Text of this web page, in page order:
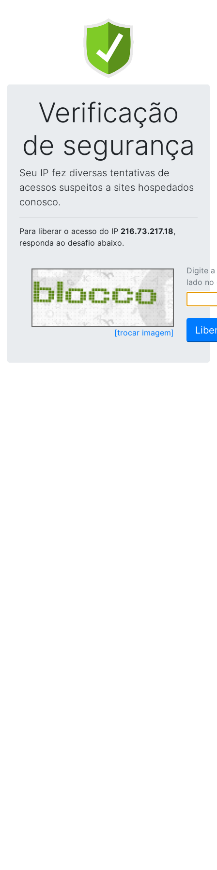
Verificação
de segurança
Seu IP fez diversas tentativas de
acessos suspeitos a sites hospedados
conosco.
Para liberar o acesso do IP 216.73.217.18,
responda ao desafio abaixo.
[trocar imagem]
Digite
lado no